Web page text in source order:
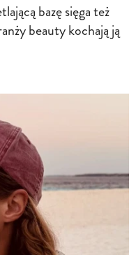
bazę sięga też
beauty kochają ją